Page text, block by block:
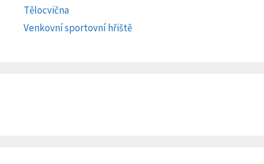
Tělocvična
Venkovní sportovní hřiště